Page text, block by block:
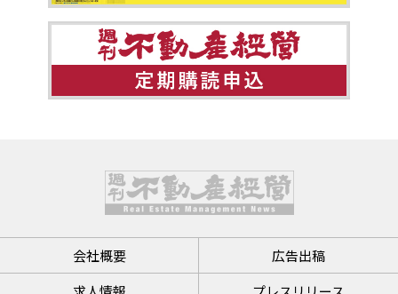
会社概要
広告出稿